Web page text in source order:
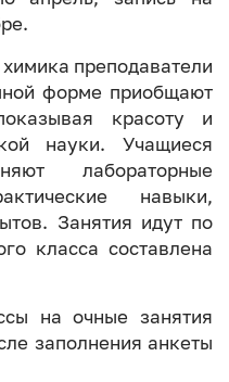
преподаватели
форме приобщают
красоту и
науки. Учащиеся
лабораторные
навыки,
Занятия идут по
класса составлена
на очные занятия
заполнения анкеты